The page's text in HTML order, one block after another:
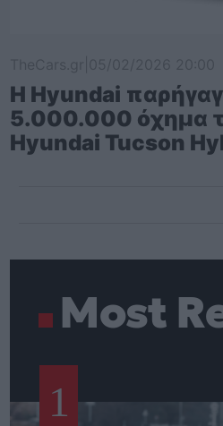
Η Hyundai
5.000.000 όχημα
Hyundai Tucson
Most
1